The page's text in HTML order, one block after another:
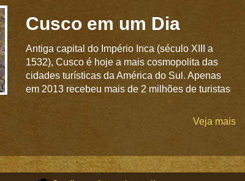
Cusco em um Dia
Antiga capital do Império Inca (século XIII a
1532), Cusco é hoje a mais cosmopolita das
cidades turísticas da América do Sul. Apenas
em 2013 recebeu mais de 2 milhões de turistas
Veja mais